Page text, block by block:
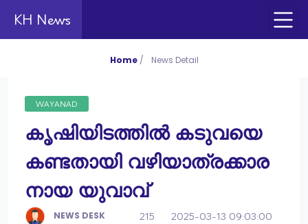
KH News
Home / News Detail
WAYANAD
കൃ​ഷി​യി​ട​ത്തി​ൽ ക​ടു​വ​യെ
ക​ണ്ട​താ​യി വ​ഴി​യാ​ത്ര​ക്കാ​ര​
നാ​യ യു​വാ​വ്
NEWS DESK 215 2025-03-13 09:03:00